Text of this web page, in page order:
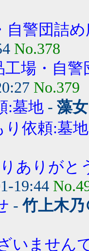
自警団詰
No.378
工場・自
No.379
:墓地 - 藻
り依頼:墓地
ありがと
19:44
-竹上木
いません